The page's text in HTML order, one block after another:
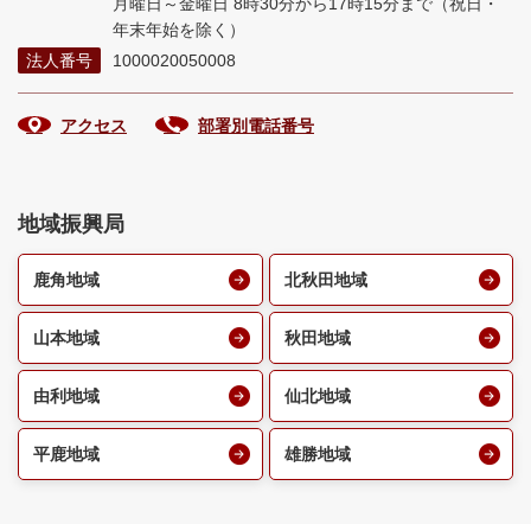
年末年始を除く）
法人番号
1000020050008
アクセス 部署別電話番号
地域振興局
鹿角地域 北秋田地域
山本地域 秋田地域
由利地域 仙北地域
平鹿地域 雄勝地域